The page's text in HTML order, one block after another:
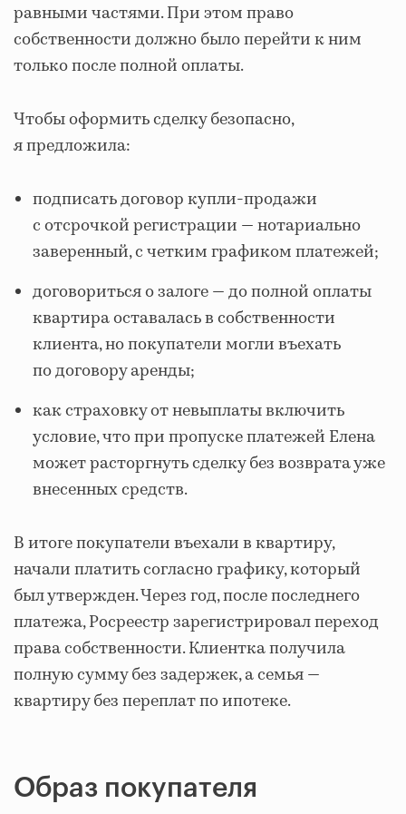
равными частями. При этом право
собственности должно было перейти к ним
только после полной оплаты.
Чтобы оформить сделку безопасно,
я предложила:
подписать договор купли-продажи
с отсрочкой регистрации — нотариально
заверенный, с четким графиком платежей;
договориться о залоге — до полной оплаты
квартира оставалась в собственности
клиента, но покупатели могли въехать
по договору аренды;
как страховку от невыплаты включить
условие, что при пропуске платежей Елена
может расторгнуть сделку без возврата уже
внесенных средств.
В итоге покупатели въехали в квартиру,
начали платить согласно графику, который
был утвержден. Через год, после последнего
платежа, Росреестр зарегистрировал переход
права собственности. Клиентка получила
полную сумму без задержек, а семья —
квартиру без переплат по ипотеке.
Образ покупателя